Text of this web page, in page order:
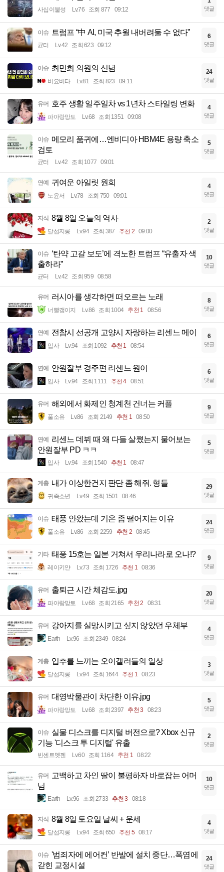
사십이불성 Lv.76 조회 877 09:12 댓글
이슈 트럼프 “中 AI, 미국 추월 내버려둘 수 없다”
균터 Lv.42 조회 623 09:12
6
댓글
이슈 최민희 의원의 신념
비요비타 Lv.81 조회 823 09:11
24
댓글
유머 호주 생활 일주일차 vs 1년차 스타일링 변화
파아랑망토 Lv.68 조회 1351 09:08
4
댓글
이슈 메모리 품귀에…엔비디아 HBM4E 용량 축소
검토
균터 Lv.42 조회 1077 09:01
5
댓글
연예 귀여운 아일릿 원희
노윤서 Lv.78 조회 750 09:01
4
댓글
지식 8월 8일 오늘의 역사
달섭지롱 Lv.94 조회 387 추천 2 09:00
2
댓글
이슈 ‘탄약 고갈 보도’에 격노한 트럼프 “유출자 색
출하라”
균터 Lv.42 조회 959 08:58
10
댓글
유머 러시아를 생각하면 떠오르는 노래
너빨갱이지 Lv.86 조회 1004 추천 1 08:56
8
댓글
연예 전참시 선공개 고양시 자랑하는 리센느 메이
입사 Lv.94 조회 1092 추천 1 08:54
6
댓글
연예 안원잘부 경주편 리센느 원이
입사 Lv.94 조회 1111 추천 4 08:51
6
댓글
유머 해외에서 화제인 청계천 건너는 커플
풀소유 Lv.86 조회 2149 추천 1 08:50
9
댓글
연예 리센느 데뷔 때 왜 다들 살쪘는지 물어보는
안원잘부 PD ㅋㅋ
입사 Lv.94 조회 1540 추천 1 08:47
5
댓글
계층 내가 이상한건지 판단 좀 해줘. 형들
귀족소년 Lv.49 조회 1501 08:46
29
댓글
이슈 태풍 안왔는데 기온 좀 떨어지는 이유
풀소유 Lv.86 조회 2259 추천 2 08:45
24
댓글
기타 태풍 15호는 일본 거쳐서 우리나라로 오나!?
레이키얀 Lv.73 조회 1726 추천 1 08:36
9
댓글
유머 출퇴근 시간 체감도.jpg
파아랑망토 Lv.68 조회 2165 추천 2 08:31
20
댓글
유머 강아지를 실망시키고 싶지 않았던 우체부
Earth Lv.96 조회 2349 08:24
4
댓글
계층 입추를 느끼는 오이갤러들의 일상
달섭지롱 Lv.94 조회 1644 추천 1 08:23
3
댓글
유머 대영박물관이 차단한 이유.jpg
파아랑망토 Lv.68 조회 2397 추천 3 08:23
5
댓글
이슈 실물 디스크를 디지털 버전으로? Xbox 신규
기능 '디스크 투 디지털' 유출
빈센트멧젠 Lv.60 조회 1164 추천 1 08:22
2
댓글
유머 고백하고 차인 딸이 불평하자 바로잡는 어머
님
Earth Lv.96 조회 2733 추천 3 08:18
10
댓글
지식 8월 8일 토요일 날씨 + 운세
달섭지롱 Lv.94 조회 650 추천 5 08:17
4
댓글
이슈 '범죄자에 에어컨’ 반발에 설치 중단…폭염에
갇힌 교정시설
24
댓글